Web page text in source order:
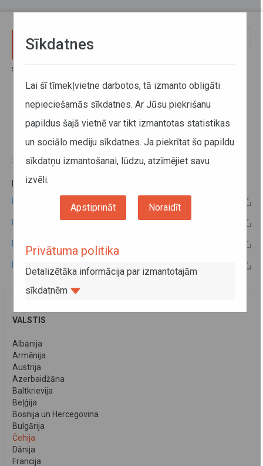
Sākums
Latvijas - Čehijas kopējo komisiju
protokoli
26. marts 2015
PAPILDU INFORMĀCIJA:
Latvijas - Čehijas 2016.gada kopējās komisijas protokols
Latvijas - Čehijas 2014.gada kopējās komisijas protokols
Latvijas - Čehijas 2010.gada kopējās komisijas protokols
Latvijas - Čehijas 2008.gada kopējās komisijas protokols
VALSTIS
Albānija
Armēnija
Austrija
Azerbaidžāna
Baltkrievija
Beļģija
Bosnija un Hercegovina
Bulgārija
Čehija
Dānija
Francija
Sīkdatnes
Lai šī tīmekļvietne darbotos, tā izmanto obligāti
nepieciešamās sīkdatnes. Ar Jūsu piekrišanu
papildus šajā vietnē var tikt izmantotas statistikas
un sociālo mediju sīkdatnes. Ja piekrītat šo papildu
sīkdatņu izmantošanai, lūdzu, atzīmējiet savu
izvēli:
Apstiprināt Noraidīt
Privātuma politika
Detalizētāka informācija par izmantotajām
sīkdatnēm